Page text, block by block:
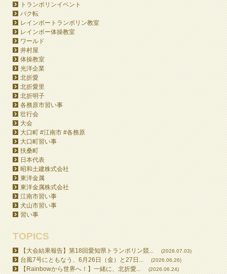
トランポリンイベント
バク転
レインボートランポリン教室
レインボー体操教室
ワールド
井村屋
体操教室
光洋企業
北折愛
北折愛里
北折明子
各務原市習い事
壮行会
大会
大口町 #江南市 #各務原
大口町習い事
扶桑町
日本代表
昭和土建株式会社
東洋金属
東洋金属株式会社
江南市習い事
犬山市習い事
習い事
TOPICS
【大会結果報告】第18回愛知県トランポリン競... (2026.07.03)
台風7号にともなう、6月26日（金）と27日... (2026.06.26)
【Rainbowから世界へ！】一緒に、北折愛... (2026.06.24)